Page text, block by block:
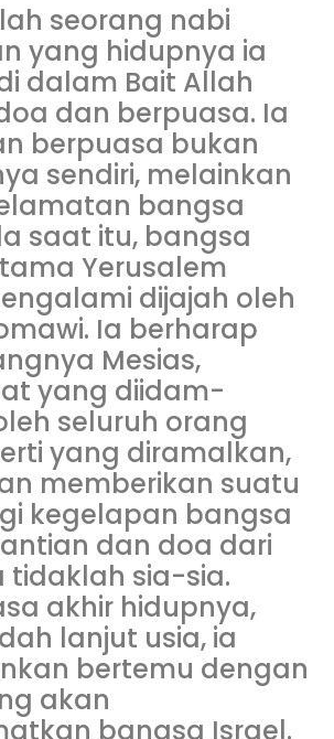
seorang nabi
yang hidupnya ia
dalam Bait Allah
dan berpuasa. Ia
berpuasa bukan
sendiri, melainkan
bangsa
saat itu, bangsa
Yerusalem
dijajah oleh
Ia berharap
Mesias,
yang diidam-
seluruh orang
yang diramalkan,
memberikan suatu
kegelapan bangsa
dan doa dari
tidaklah sia-sia.
akhir hidupnya,
lanjut usia, ia
bertemu dengan
akan
bangsa Israel.